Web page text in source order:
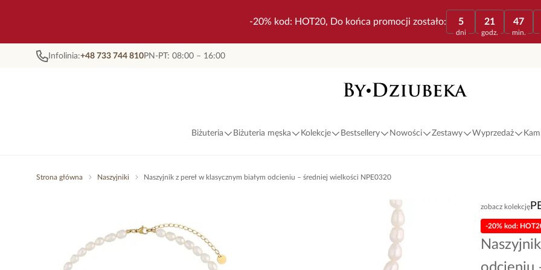
-20% kod: HOT20, Do końca promocji zostało: 5
dni
21
godz.
47
min.
Infolinia:+48 733 744 810PN-PT: 08:00 – 16:00
Biżuteria Biżuteria męska Kolekcje Bestsellery Nowości Zestawy Wyprzedaż
Strona główna Naszyjniki Naszyjnik z pereł w klasycznym białym odcieniu – średniej wielkości NPE0320
zobacz kolekcję
-20% kod: